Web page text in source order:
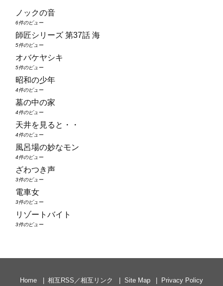
ノックの音
6件のビュー
師匠シリーズ 第37話 海
5件のビュー
オバケヤシキ
5件のビュー
昭和の少年
4件のビュー
墓の中の家
4件のビュー
天井を見ると・・
4件のビュー
風呂場の妙なモン
4件のビュー
ざわつき声
3件のビュー
電車女
3件のビュー
リゾートバイト
3件のビュー
Home 相互RSS／相互リンク Site Map Privacy Policy